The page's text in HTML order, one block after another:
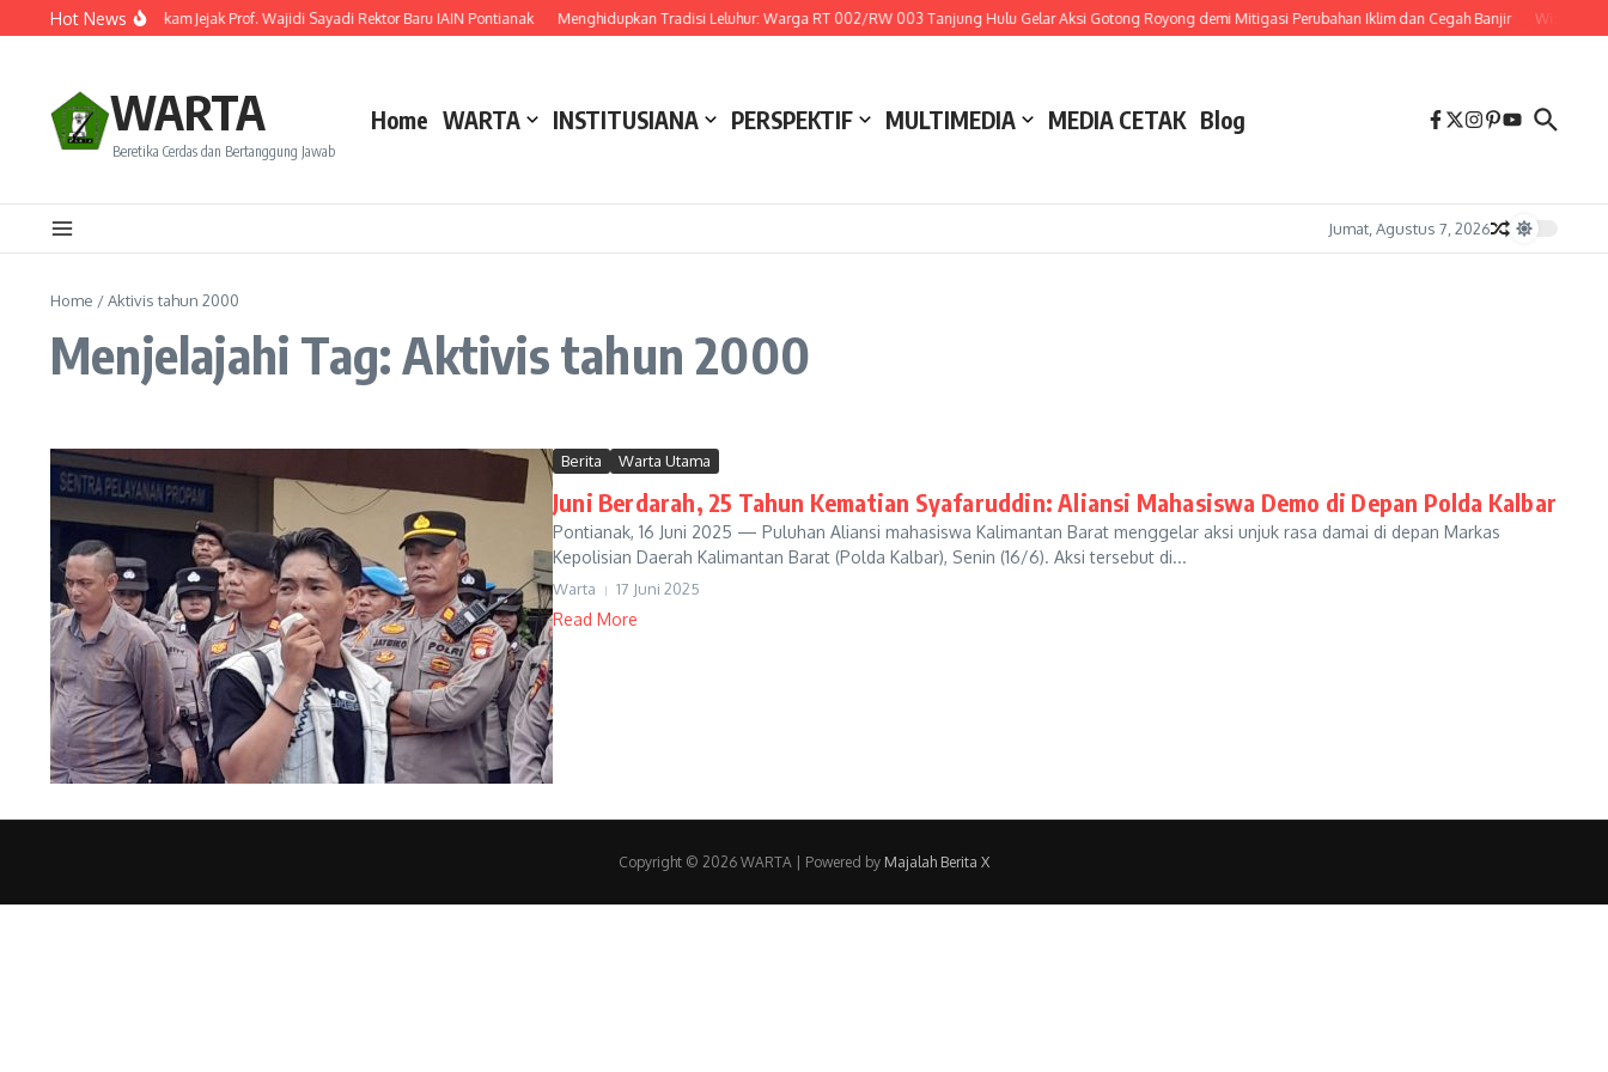
Lewati ke konten
Hot News
Resmi Dilantik! Ini Rekam Jejak Prof. Wajidi Sayadi Rektor Baru IAIN Pontianak Menghidupkan Tradisi Leluhur: Warga RT 002/RW 003 Tanjung Hulu Gelar Aksi Gotong Royong demi Mitigasi Perubahan Iklim dan Cegah Banjir Wisuda
WARTA
Beretika Cerdas dan Bertanggung Jawab
Home WARTA INSTITUSIANA PERSPEKTIF MULTIMEDIA MEDIA CETAK Blog
Jumat, Agustus 7, 2026
Home /Aktivis tahun 2000
Menjelajahi Tag: Aktivis tahun 2000
Berita Warta Utama
Juni Berdarah, 25 Tahun Kematian Syafaruddin: Aliansi Mahasiswa Demo di Depan Polda Kalbar
Pontianak, 16 Juni 2025 — Puluhan Aliansi mahasiswa Kalimantan Barat menggelar aksi unjuk rasa damai di depan Markas
Kepolisian Daerah Kalimantan Barat (Polda Kalbar), Senin (16/6). Aksi tersebut di...
Warta 17 Juni 2025
Read More
Copyright © 2026 WARTA | Powered by Majalah Berita X